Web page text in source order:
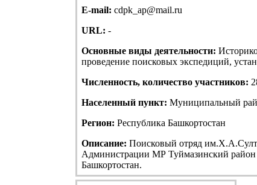
E-mail: cdpk_ap@mail.ru
URL: -
Основные виды деятельности:
проведение поисковых экспедиций,
Численность, количество участников:
Населенный пункт: Муниципальный
Регион: Республика Башкортостан
Описание: Поисковый отряд
Администрации МР Туймазинский район
Башкортостан.